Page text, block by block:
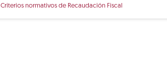
Criterios normativos de Recaudación Fiscal